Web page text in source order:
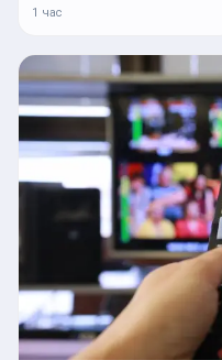
1 час